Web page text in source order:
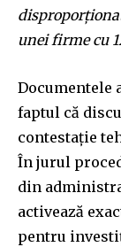
unei firme cu
Documentele
faptul că
contestație
În jurul
din
activează
pentru